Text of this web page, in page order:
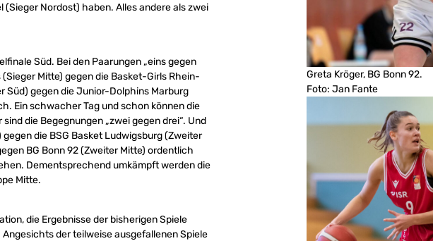
Nordost) haben. Alles andere als zwei
Süd. Bei den Paarungen „eins gegen
Mitte) gegen die Basket-Girls Rhein-
Süd) gegen die Junior-Dolphins Marburg
Ein schwacher Tag und schon können die
die Begegnungen „zwei gegen drei“. Und
die BSG Basket Ludwigsburg (Zweiter
BG Bonn 92 (Zweiter Mitte) ordentlich
Dementsprechend umkämpft werden die
Mitte.
die Ergebnisse der bisherigen Spiele
der teilweise ausgefallenen Spiele
Greta Kröger, BG Bonn 92.
Foto: Jan Fante